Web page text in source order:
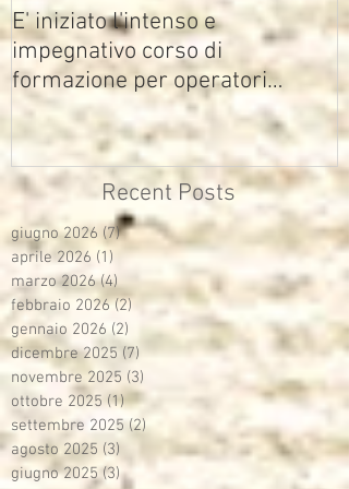
E' iniziato l'intenso e
impegnativo corso di
formazione per operatori
multimediali Avisco
Recent Posts
giugno 2026 (7)7 post
aprile 2026 (1) 1 post
marzo 2026 (4)4 post
febbraio 2026 (2)2 post
gennaio 2026 (2) 2 post
dicembre 2025 (7) 7 post
novembre 2025 (3)
ottobre 2025 (1)1 post
settembre 2025 (2)2 post
agosto 2025 (3)
giugno 2025 (3)3 post